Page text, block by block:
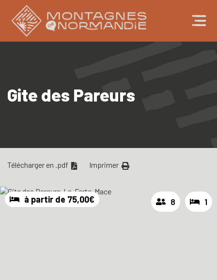
Gite des Pareurs
Télécharger en .pdf Imprimer
à partir de 75,00€ 8 1